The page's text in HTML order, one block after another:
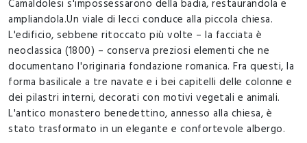
Camaldolesi s'impossessarono della badia, restaurandola e
ampliandola.Un viale di lecci conduce alla piccola chiesa.
L'edificio, sebbene ritoccato più volte – la facciata è
neoclassica (1800) – conserva preziosi elementi che ne
documentano l'originaria fondazione romanica. Fra questi, la
forma basilicale a tre navate e i bei capitelli delle colonne e
dei pilastri interni, decorati con motivi vegetali e animali.
L'antico monastero benedettino, annesso alla chiesa, è
stato trasformato in un elegante e confortevole albergo.